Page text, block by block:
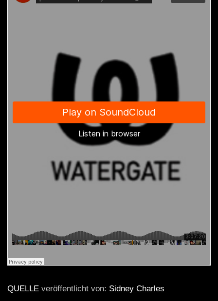
QUELLE veröffentlicht von: Sidney Charles